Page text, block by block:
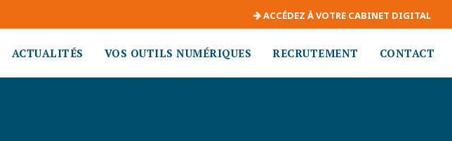
ACCÉDEZ À VOTRE CABINET DIGITAL
ACTUALITÉS VOS OUTILS NUMÉRIQUES RECRUTEMENT CONTACT